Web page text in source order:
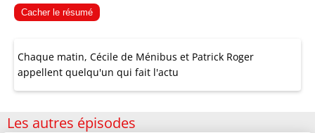
Cacher le résumé
Chaque matin, Cécile de Ménibus et Patrick Roger
appellent quelqu'un qui fait l'actu
Les autres épisodes